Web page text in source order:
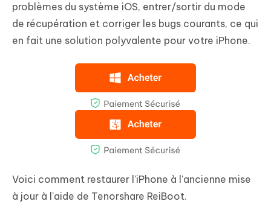
problèmes du système iOS, entrer/sortir du mode
de récupération et corriger les bugs courants, ce qui
en fait une solution polyvalente pour votre iPhone.
Voici comment restaurer l'iPhone à l'ancienne mise
à jour à l'aide de Tenorshare ReiBoot.